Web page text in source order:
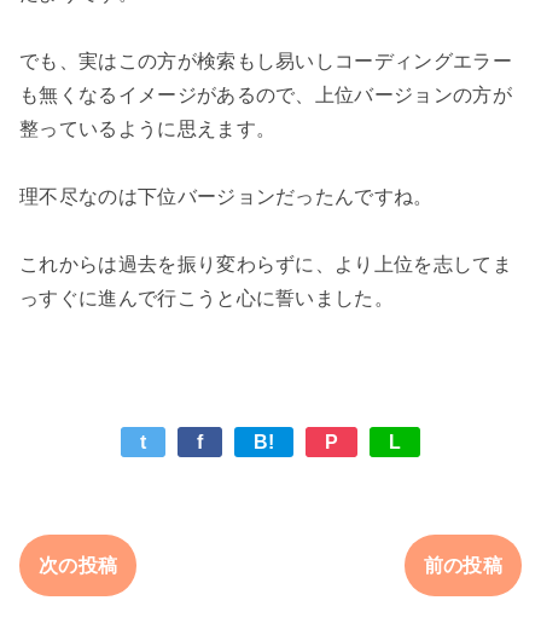
でも、実はこの方が検索もし易いしコーディングエラー
も無くなるイメージがあるので、上位バージョンの方が
整っているように思えます。
理不尽なのは下位バージョンだったんですね。
これからは過去を振り変わらずに、より上位を志してま
t f B! P L
次の投稿 前の投稿